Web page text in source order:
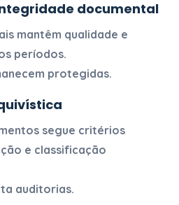
documental
mantêm qualidade e
períodos.
protegidas.
segue critérios
e classificação
auditorias.